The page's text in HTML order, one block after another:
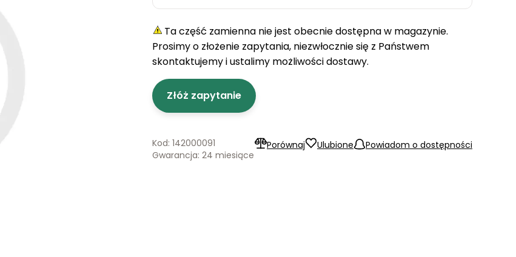
Ta część zamienna nie jest obecnie dostępna w magazynie.
Prosimy o złożenie zapytania, niezwłocznie się z Państwem
skontaktujemy i ustalimy możliwości dostawy.
Złóż zapytanie
Porównaj Ulubione Powiadom o dostępności
Kod: 142000091
Gwarancja: 24 miesiące